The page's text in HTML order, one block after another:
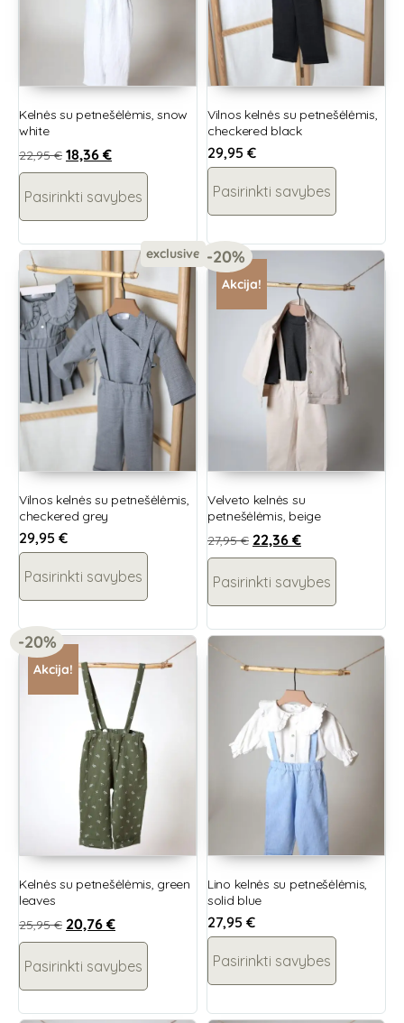
Kelnės su petnešėlėmis, snow
white
22,95€ 18,36 €
Pasirinkti savybes
Vilnos kelnės su petnešėlėmis,
checkered black
29,95 €
Pasirinkti savybes
exclusive
Vilnos kelnės su petnešėlėmis,
checkered grey
29,95 €
Pasirinkti savybes
Akcija!
-20%
Velveto kelnės su
petnešėlėmis, beige
27,95€ 22,36 €
Pasirinkti savybes
Akcija!
-20%
Kelnės su petnešėlėmis, green
leaves
25,95€ 20,76 €
Pasirinkti savybes
Lino kelnės su petnešėlėmis,
solid blue
27,95 €
Pasirinkti savybes